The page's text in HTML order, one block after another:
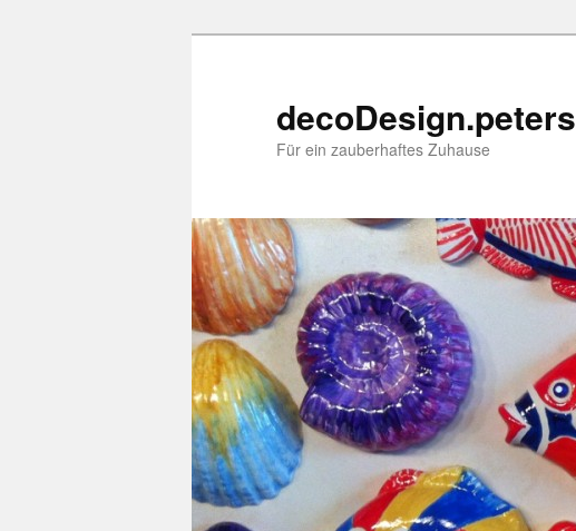
decoDesign.peters
Für ein zauberhaftes Zuhause